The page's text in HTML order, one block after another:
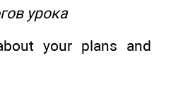
урока
your plans and